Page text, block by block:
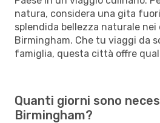
natura, considera una gita
splendida bellezza naturale
Birmingham. Che tu viaggi da
famiglia, questa città offre
Quanti giorni sono
Birmingham?